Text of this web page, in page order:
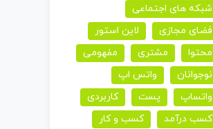
شبکه های اجتماعی
فضای مجازی
لاین استور
محتوا
مشتری
مفهومی
نوجوانان
واتس اپ
واتساپ
پست
کاربردی
کسب درآمد
کسب و کار